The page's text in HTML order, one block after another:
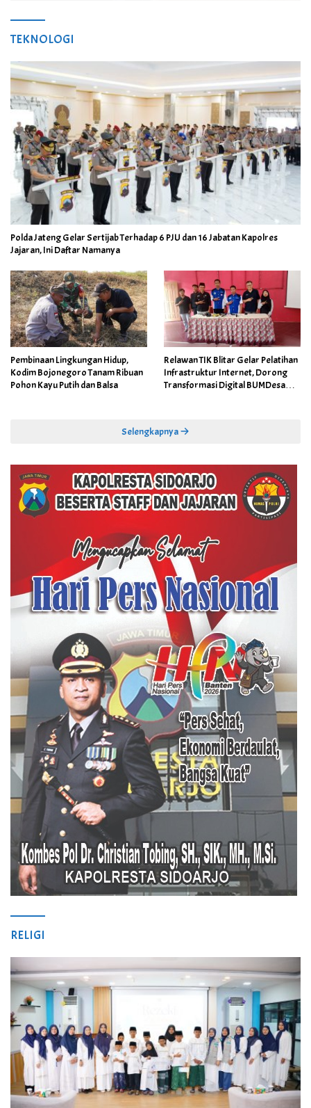
TEKNOLOGI
Polda Jateng Gelar Sertijab Terhadap 6 PJU dan 16 Jabatan Kapolres
Jajaran, Ini Daftar Namanya
Pembinaan Lingkungan Hidup,
Kodim Bojonegoro Tanam Ribuan
Pohon Kayu Putih dan Balsa
Relawan TIK Blitar Gelar Pelatihan
Infrastruktur Internet, Dorong
Transformasi Digital BUMDesa
Selengkapnya
RELIGI